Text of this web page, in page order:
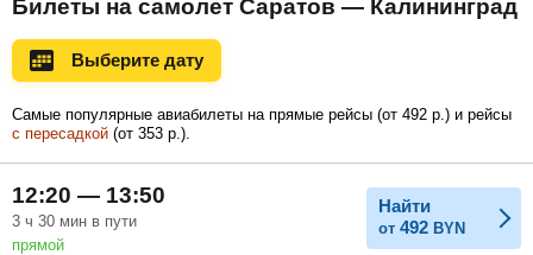
Ноябрь
Билеты на самолет Саратов — Калининград
Выберите дату
Самые популярные авиабилеты на прямые рейсы (от 492 р. ) и рейсы
с пересадкой (от 353 р. ).
12:20 — 13:50
3 ч 30 мин в пути
прямой
Найти
от 492 BYN